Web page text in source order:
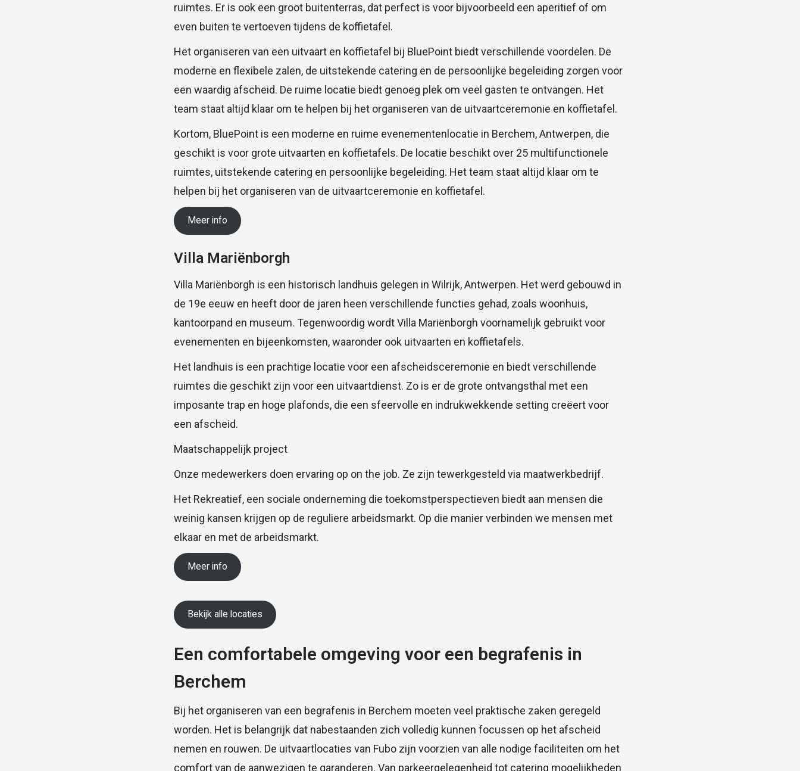
ruimtes. Er is ook een groot buitenterras, dat perfect is voor bijvoorbeeld een aperitief of om
even buiten te vertoeven tijdens de koffietafel.
Het organiseren van een uitvaart en koffietafel bij BluePoint biedt verschillende voordelen. De
moderne en flexibele zalen, de uitstekende catering en de persoonlijke begeleiding zorgen voor
een waardig afscheid. De ruime locatie biedt genoeg plek om veel gasten te ontvangen. Het
team staat altijd klaar om te helpen bij het organiseren van de uitvaartceremonie en koffietafel.
Kortom, BluePoint is een moderne en ruime evenementenlocatie in Berchem, Antwerpen, die
geschikt is voor grote uitvaarten en koffietafels. De locatie beschikt over 25 multifunctionele
ruimtes, uitstekende catering en persoonlijke begeleiding. Het team staat altijd klaar om te
helpen bij het organiseren van de uitvaartceremonie en koffietafel.
Meer info
Villa Mariënborgh
Villa Mariënborgh is een historisch landhuis gelegen in Wilrijk, Antwerpen. Het werd gebouwd in
de 19e eeuw en heeft door de jaren heen verschillende functies gehad, zoals woonhuis,
kantoorpand en museum. Tegenwoordig wordt Villa Mariënborgh voornamelijk gebruikt voor
evenementen en bijeenkomsten, waaronder ook uitvaarten en koffietafels.
Het landhuis is een prachtige locatie voor een afscheidsceremonie en biedt verschillende
ruimtes die geschikt zijn voor een uitvaartdienst. Zo is er de grote ontvangsthal met een
imposante trap en hoge plafonds, die een sfeervolle en indrukwekkende setting creëert voor
een afscheid.
Maatschappelijk project
Onze medewerkers doen ervaring op on the job. Ze zijn tewerkgesteld via maatwerkbedrijf.
Het Rekreatief, een sociale onderneming die toekomstperspectieven biedt aan mensen die
weinig kansen krijgen op de reguliere arbeidsmarkt. Op die manier verbinden we mensen met
elkaar en met de arbeidsmarkt.
Meer info
Bekijk alle locaties
Een comfortabele omgeving voor een begrafenis in
Berchem
Bij het organiseren van een begrafenis in Berchem moeten veel praktische zaken geregeld
worden. Het is belangrijk dat nabestaanden zich volledig kunnen focussen op het afscheid
nemen en rouwen. De uitvaartlocaties van Fubo zijn voorzien van alle nodige faciliteiten om het
comfort van de aanwezigen te garanderen. Van parkeergelegenheid tot catering mogelijkheden